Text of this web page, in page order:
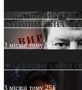
ЕКСКЛЮЗИВ
КРИМІНАЛЬНА
3 місяці тому544
МАТЕРИНСЬКИЙ
3 місяці тому251